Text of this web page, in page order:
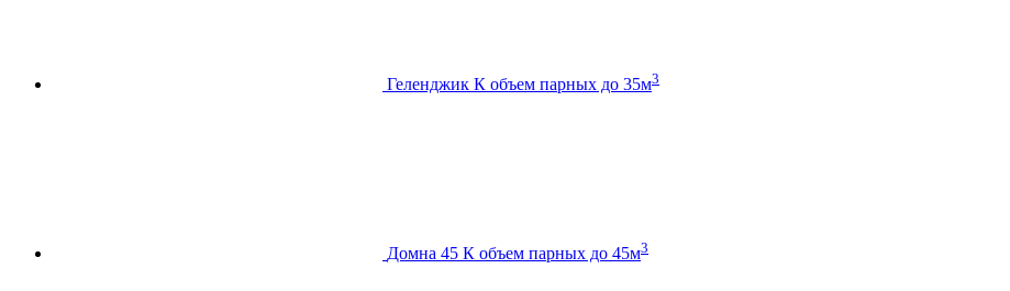
Геленджик К объем парных до 35м3
Домна 45 К объем парных до 45м3